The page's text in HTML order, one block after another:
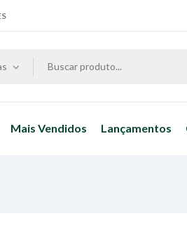
Mais Vendidos Lançamentos